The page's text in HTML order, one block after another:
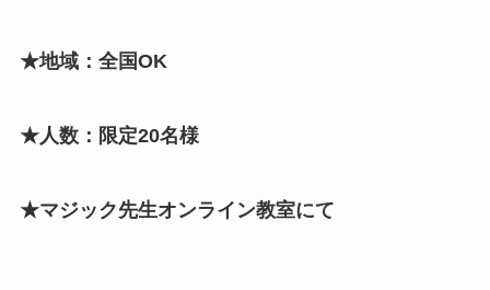
★地域：全国OK
★人数：限定20名様
★マジック先生オンライン教室にて